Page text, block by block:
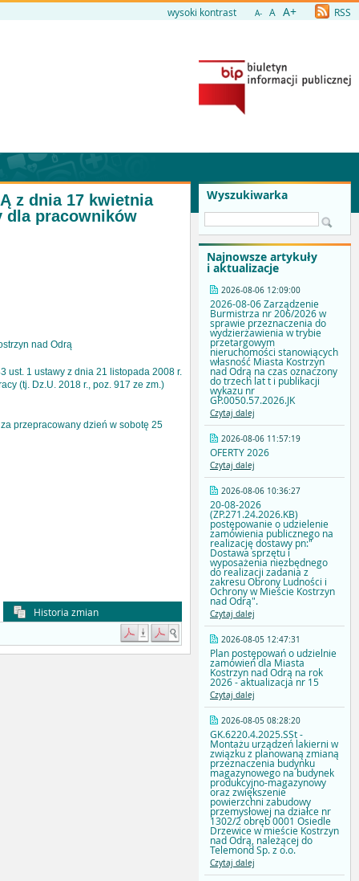
wysoki kontrast A- A A+ RSS
Wyszukiwarka
Najnowsze artykuły
i aktualizacje
2026-08-06 12:09:00
2026-08-06 Zarządzenie
Burmistrza nr 206/2026 w
sprawie przeznaczenia do
wydzierżawienia w trybie
przetargowym
nieruchomości stanowiących
własność Miasta Kostrzyn
nad Odrą na czas oznaczony
do trzech lat t i publikacji
wykazu nr
GP.0050.57.2026.JK
Czytaj dalej
2026-08-06 11:57:19
OFERTY 2026
Czytaj dalej
2026-08-06 10:36:27
20-08-2026
(ZP.271.24.2026.KB)
postępowanie o udzielenie
zamówienia publicznego na
realizację dostawy pn:"
Dostawa sprzętu i
wyposażenia niezbędnego
do realizacji zadania z
zakresu Obrony Ludności i
Ochrony w Mieście Kostrzyn
nad Odrą".
Czytaj dalej
2026-08-05 12:47:31
Plan postępowań o udzielnie
zamówień dla Miasta
Kostrzyn nad Odrą na rok
2026 - aktualizacja nr 15
Czytaj dalej
2026-08-05 08:28:20
GK.6220.4.2025.SSt -
Montażu urządzeń lakierni w
związku z planowaną zmianą
przeznaczenia budynku
magazynowego na budynek
produkcyjno-magazynowy
oraz zwiększenie
powierzchni zabudowy
przemysłowej na działce nr
1302/2 obręb 0001 Osiedle
Drzewice w mieście Kostrzyn
nad Odrą, należącej do
Telemond Sp. z o.o.
Czytaj dalej
z dnia 17 kwietnia
dla pracowników
nad Odrą
ust. 1 ustawy z dnia 21 listopada 2008 r.
(tj. Dz.U. 2018 r., poz. 917 ze zm.)
przepracowany dzień w sobotę 25
Historia zmian